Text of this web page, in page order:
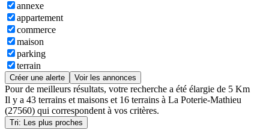
annexe
appartement
commerce
maison
parking
terrain
Créer une alerte Voir les annonces
Pour de meilleurs résultats, votre recherche a été élargie de 5 Km
Il y a 43 terrains et maisons et 16 terrains à La Poterie-Mathieu
(27560) qui correspondent à vos critères.
Tri: Les plus proches